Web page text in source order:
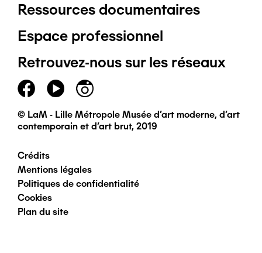
Pied
de
page
principal
Ressources documentaires
Espace professionnel
Retrouvez-nous sur les réseaux
© LaM - Lille Métropole Musée d'art moderne, d'art
contemporain et d'art brut, 2019
Pied
de
page
Crédits
Mentions légales
Politiques de confidentialité
Cookies
Plan du site